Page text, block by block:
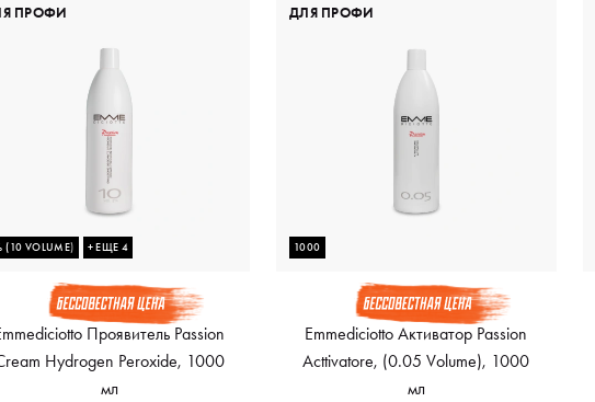
(10 VOLUME) + ЕЩЕ 4
Проявитель Passion
Hydrogen Peroxide, 1000
мл
ПРОФИ
1000
Emmediciotto Активатор Passion
Acttivatore, (0.05 Volume), 1000
мл
ДЛЯ ПРОФИ